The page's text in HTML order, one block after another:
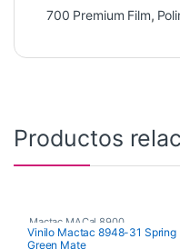
700 Premium Film,
Productos
Mactac MACal 8900
Monoméricos
Vinilo Mactac 8948-31 Spring
Green Mate